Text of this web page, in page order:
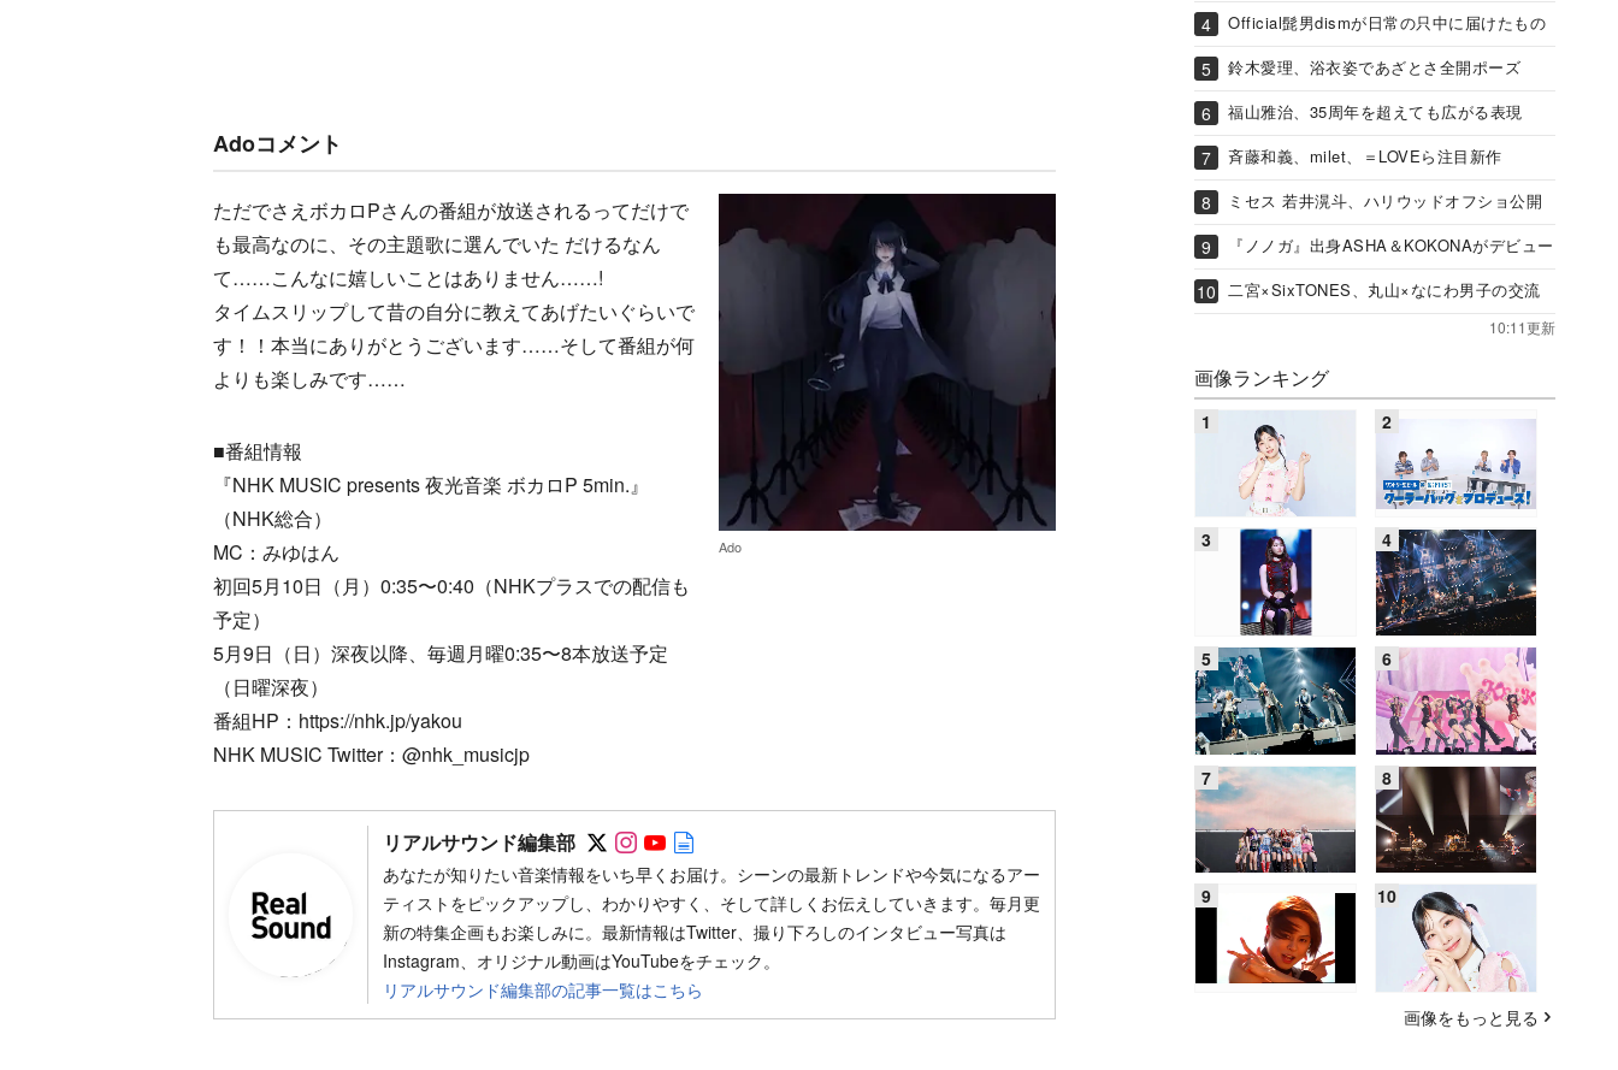
Adoコメント
Ado
ただでさえボカロPさんの番組が放送されるってだけで
も最高なのに、その主題歌に選んでいた だけるなん
て……こんなに嬉しいことはありません……!
タイムスリップして昔の自分に教えてあげたいぐらいで
す！！本当にありがとうございます……そして番組が何
よりも楽しみです……
■番組情報
『NHK MUSIC presents 夜光音楽 ボカロP 5min.』
（NHK総合）
MC：みゆはん
初回5月10日（月）0:35〜0:40（NHKプラスでの配信も
予定）
5月9日（日）深夜以降、毎週月曜0:35〜8本放送予定
（日曜深夜）
番組HP：https://nhk.jp/yakou
NHK MUSIC Twitter：@nhk_musicjp
リアルサウンド編集部 Follow on SNS
Follow on SNS
Follow on SNS
あなたが知りたい音楽情報をいち早くお届け。シーンの最新トレンドや今気になるアー
ティストをピックアップし、わかりやすく、そして詳しくお伝えしていきます。毎月更
新の特集企画もお楽しみに。最新情報はTwitter、撮り下ろしのインタビュー写真は
Instagram、オリジナル動画はYouTubeをチェック。
リアルサウンド編集部の記事一覧はこちら
Official髭男dismが日常の只中に届けたもの
鈴木愛理、浴衣姿であざとさ全開ポーズ
福山雅治、35周年を超えても広がる表現
斉藤和義、milet、＝LOVEら注目新作
ミセス 若井滉斗、ハリウッドオフショ公開
『ノノガ』出身ASHA＆KOKONAがデビュー
二宮×SixTONES、丸山×なにわ男子の交流
10:11更新
画像ランキング
画像をもっと見る